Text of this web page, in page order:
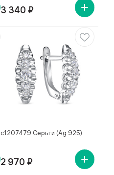
3 340 ₽
с1207479 Серьги (Ag 925)
2 970 ₽